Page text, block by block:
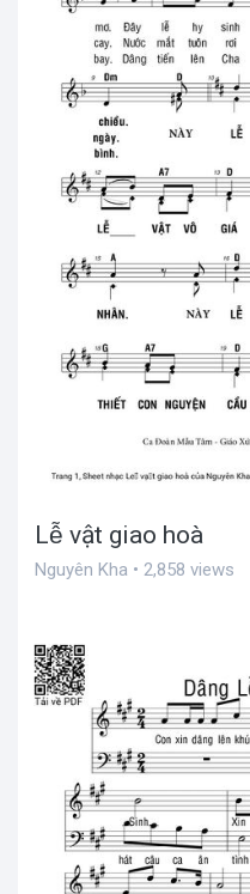
Lễ vật giao hoà
Nguyên Kha • 2,858 views